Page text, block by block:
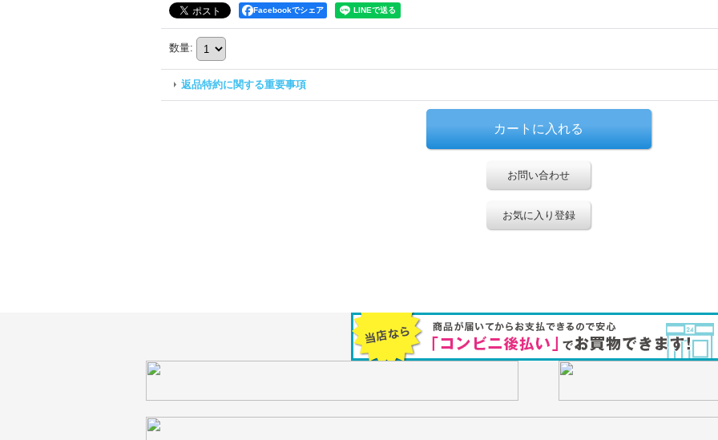
Facebookでシェア
数量:
返品特約に関する重要事項
お問い合わせ
お気に入り登録